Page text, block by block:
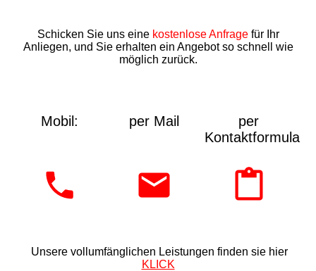
Schicken Sie uns eine kostenlose Anfragefür Ihr
Anliegen, und Sie erhalten ein Angebot so schnell wie
möglich zurück.
Mobil: per Mail
per
Kontaktformular:
Unsere vollumfänglichen Leistungen finden sie hier
KLICK